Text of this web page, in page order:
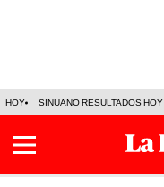
HOY SINUANO RESULTADOS HOY